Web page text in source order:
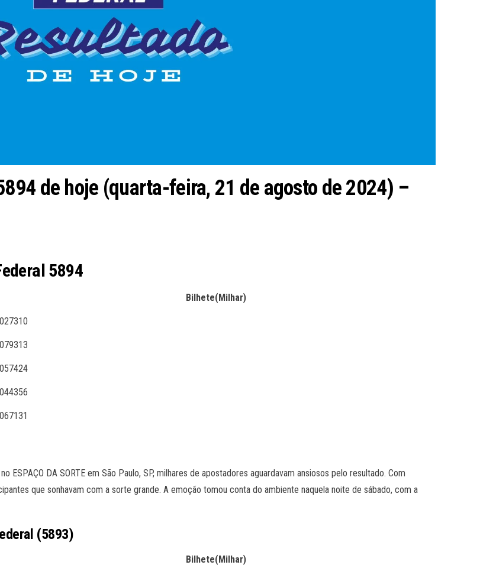
de hoje (quarta-feira, 21 de agosto de 2024) –
5894
Bilhete(Milhar)
027310
079313
057424
044356
067131
DA SORTE em São Paulo, SP, milhares de apostadores aguardavam ansiosos pelo resultado. Com
que sonhavam com a sorte grande. A emoção tomou conta do ambiente naquela noite de sábado, com a
(5893)
Bilhete(Milhar)